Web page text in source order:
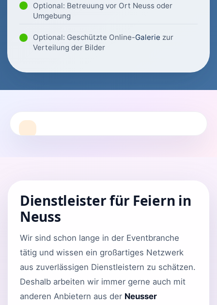
Optional: Betreuung vor Ort Neuss oder
Umgebung
Optional: Geschützte Online-Galerie zur
Verteilung der Bilder
Dienstleister für Feiern in
Neuss
Wir sind schon lange in der Eventbranche
tätig und wissen ein großartiges Netzwerk
aus zuverlässigen Dienstleistern zu schätzen.
Deshalb arbeiten wir immer gerne auch mit
anderen Anbietern aus der Neusser